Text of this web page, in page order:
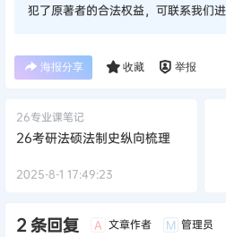
犯了原著者的合法权益，可联系我们进
海报分享 收藏 举报
26专业课笔记
26考研法硕法制史纵向梳理
2025-8-1 17:49:23
2 条回复 A 文章作者 M 管理员